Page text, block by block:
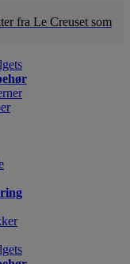
fra Le Creuset som